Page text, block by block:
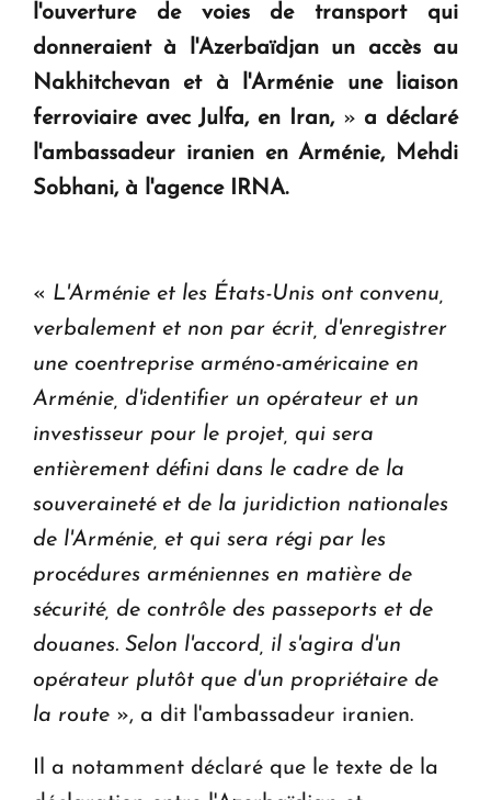
Le premier hôtel Hyatt Regency d'Arménie
ouvrira ses portes à Dilijan
l'ouverture de voies de transport qui
donneraient à l'Azerbaïdjan un accès au
Nakhitchevan et à l'Arménie une liaison
ferroviaire avec Julfa, en Iran, » a déclaré
l'ambassadeur iranien en Arménie, Mehdi
Sobhani, à l'agence IRNA.
« L'Arménie et les États-Unis ont convenu,
verbalement et non par écrit, d'enregistrer
une coentreprise arméno-américaine en
Arménie, d'identifier un opérateur et un
investisseur pour le projet, qui sera
entièrement défini dans le cadre de la
souveraineté et de la juridiction nationales
de l'Arménie, et qui sera régi par les
procédures arméniennes en matière de
sécurité, de contrôle des passeports et de
douanes. Selon l'accord, il s'agira d'un
opérateur plutôt que d'un propriétaire de
la route », a dit l'ambassadeur iranien.
Il a notamment déclaré que le texte de la